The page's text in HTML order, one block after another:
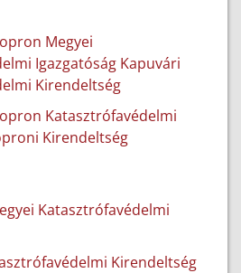
Megyei
Igazgatóság Kapuvári
Kirendeltség
Katasztrófavédelmi
Kirendeltség
Katasztrófavédelmi
Kirendeltség